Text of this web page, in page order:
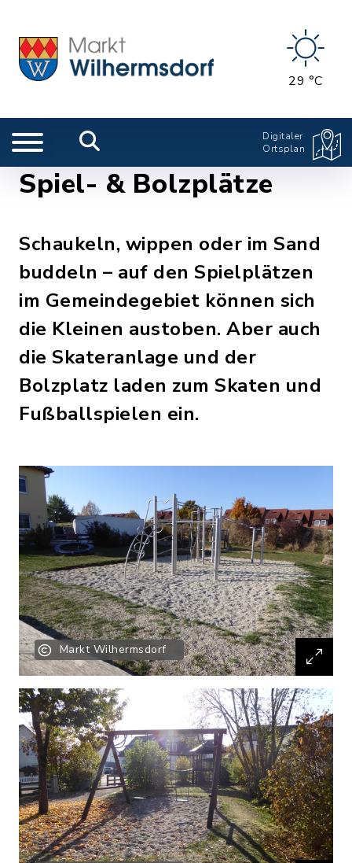
29 °C
Digitaler
Ortsplan
Spiel- & Bolzplätze
Schaukeln, wippen oder im Sand
buddeln – auf den Spielplätzen
im Gemeindegebiet können sich
die Kleinen austoben. Aber auch
die Skateranlage und der
Bolzplatz laden zum Skaten und
Fußballspielen ein.
Markt Wilhermsdorf